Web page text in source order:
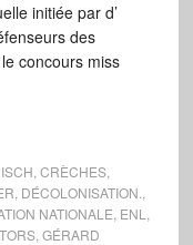
initiée par d’
des
concours miss
CRÈCHES,
DÉCOLONISATION.
NATIONALE ENL
, GÉRARD